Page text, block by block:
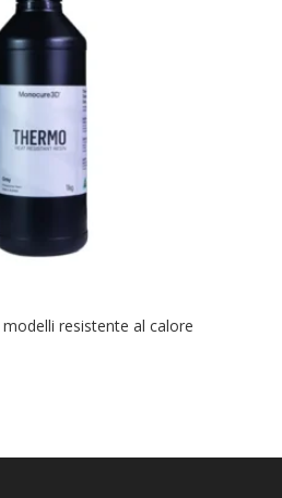
modelli resistente al calore